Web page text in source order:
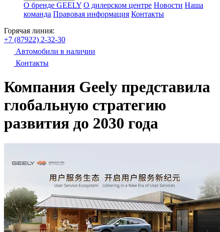
О бренде GEELY О дилерском центре Новости Наша
команда Правовая информация Контакты
Горячая линия:
+7 (87922) 2-32-30
Автомобили в наличии
Контакты
Компания Geely представила
глобальную стратегию
развития до 2030 года